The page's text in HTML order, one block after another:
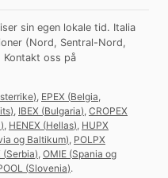
sin egen lokale tid. Italia
(Nord, Sentral-Nord,
Kontakt oss på
), EPEX (Belgia,
), IBEX (Bulgaria), CROPEX
), HENEX (Hellas), HUPX
og Baltikum), POLPX
(Serbia), OMIE (Spania og
(Slovenia).